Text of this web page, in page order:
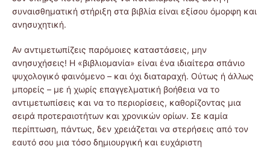
συναισθηματική στήριξη στα βιβλία είναι εξίσου όμορφη και
ανησυχητική.
Αν αντιμετωπίζεις παρόμοιες καταστάσεις, μην
ανησυχήσεις! Η «βιβλιομανία» είναι ένα ιδιαίτερα σπάνιο
ψυχολογικό φαινόμενο – και όχι διαταραχή. Ούτως ή άλλως
μπορείς – με ή χωρίς επαγγελματική βοήθεια να το
αντιμετωπίσεις και να το περιορίσεις, καθορίζοντας μια
σειρά προτεραιοτήτων και χρονικών ορίων. Σε καμία
περίπτωση, πάντως, δεν χρειάζεται να στερήσεις από τον
εαυτό σου μια τόσο δημιουργική και ευχάριστη